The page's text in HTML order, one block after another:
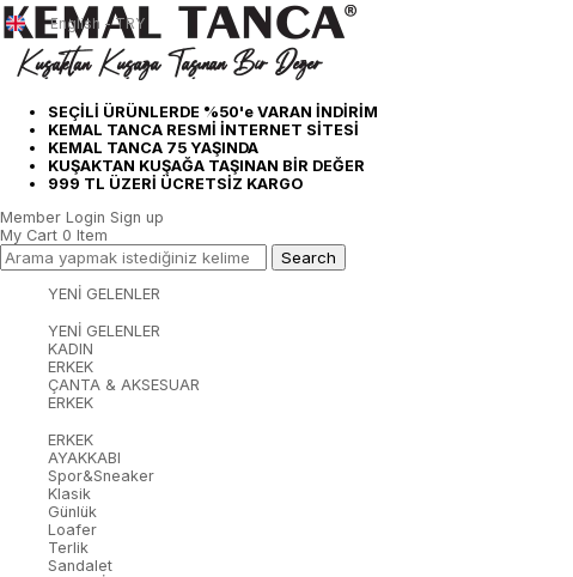
SEÇİLİ ÜRÜNLERDE %50'e VARAN İNDİRİM
KEMAL TANCA RESMİ İNTERNET SİTESİ
KEMAL TANCA 75 YAŞINDA
KUŞAKTAN KUŞAĞA TAŞINAN BİR DEĞER
999 TL ÜZERİ ÜCRETSİZ KARGO
English - TRY
Member Login Sign up
My Cart 0 Item
YENİ GELENLER
YENİ GELENLER
KADIN
ERKEK
ÇANTA & AKSESUAR
ERKEK
ERKEK
AYAKKABI
Spor&Sneaker
Klasik
Günlük
Loafer
Terlik
Sandalet